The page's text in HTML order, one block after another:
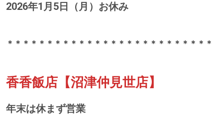
2026年1月5日（月）お休み
＊＊＊＊＊＊＊＊＊＊＊＊＊＊＊＊＊＊＊＊＊＊＊＊＊＊
香香飯店【沼津仲見世店】
年末は休まず営業